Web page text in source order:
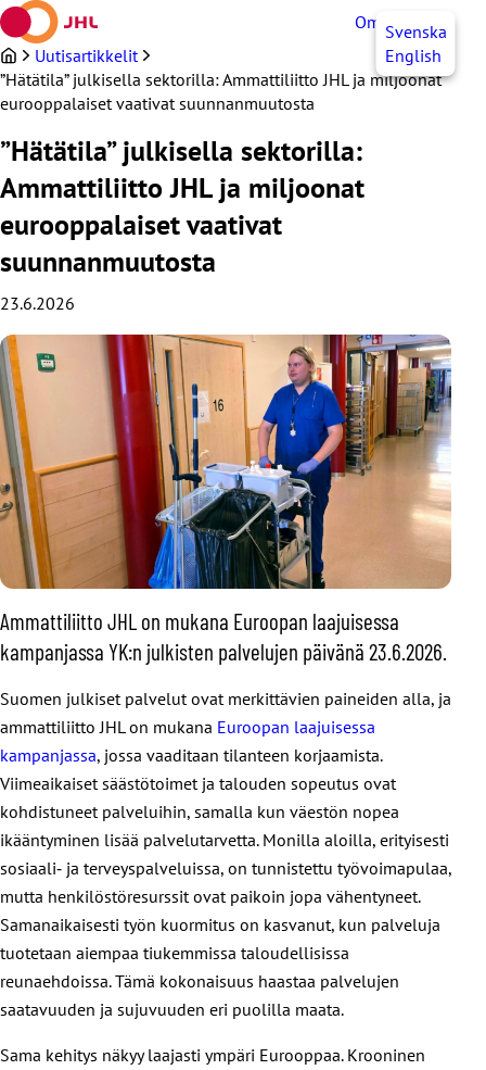
Siirry
sisältöön
OmaJHLSvenska
English
Uutisartikkelit
”Hätätila” julkisella sektorilla: Ammattiliitto JHL ja miljoonat
eurooppalaiset vaativat suunnanmuutosta
”Hätätila” julkisella sektorilla:
Ammattiliitto JHL ja miljoonat
eurooppalaiset vaativat
suunnanmuutosta
23.6.2026
Ammattiliitto JHL on mukana Euroopan laajuisessa
kampanjassa YK:n julkisten palvelujen päivänä 23.6.2026.
Suomen julkiset palvelut ovat merkittävien paineiden alla, ja
ammattiliitto JHL on mukana Euroopan laajuisessa
kampanjassa, jossa vaaditaan tilanteen korjaamista.
Viimeaikaiset säästötoimet ja talouden sopeutus ovat
kohdistuneet palveluihin, samalla kun väestön nopea
ikääntyminen lisää palvelutarvetta. Monilla aloilla, erityisesti
sosiaali‑ ja terveyspalveluissa, on tunnistettu työvoimapulaa,
mutta henkilöstöresurssit ovat paikoin jopa vähentyneet.
Samanaikaisesti työn kuormitus on kasvanut, kun palveluja
tuotetaan aiempaa tiukemmissa taloudellisissa
reunaehdoissa. Tämä kokonaisuus haastaa palvelujen
saatavuuden ja sujuvuuden eri puolilla maata.
Sama kehitys näkyy laajasti ympäri Eurooppaa. Krooninen